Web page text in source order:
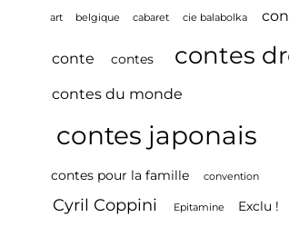
!!
art belgique cabaret cie balabolka
conte contes contes
contes du monde
contes japonais
contes pour la famille convention
Cyril Coppini Epitamine Exclu !